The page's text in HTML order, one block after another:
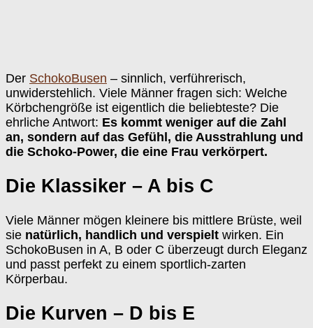
Der SchokoBusen – sinnlich, verführerisch,
unwiderstehlich. Viele Männer fragen sich: Welche
Körbchengröße ist eigentlich die beliebteste? Die
ehrliche Antwort: Es kommt weniger auf die Zahl
an, sondern auf das Gefühl, die Ausstrahlung und
die Schoko-Power, die eine Frau verkörpert.
Die Klassiker – A bis C
Viele Männer mögen kleinere bis mittlere Brüste, weil
sie natürlich, handlich und verspielt wirken. Ein
SchokoBusen in A, B oder C überzeugt durch Eleganz
und passt perfekt zu einem sportlich-zarten
Körperbau.
Die Kurven – D bis E